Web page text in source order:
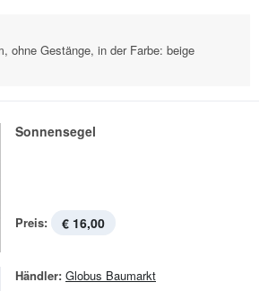
ohne Gestänge, in der Farbe: beige
Sonnensegel
Preis: € 16,00
Händler: Globus Baumarkt